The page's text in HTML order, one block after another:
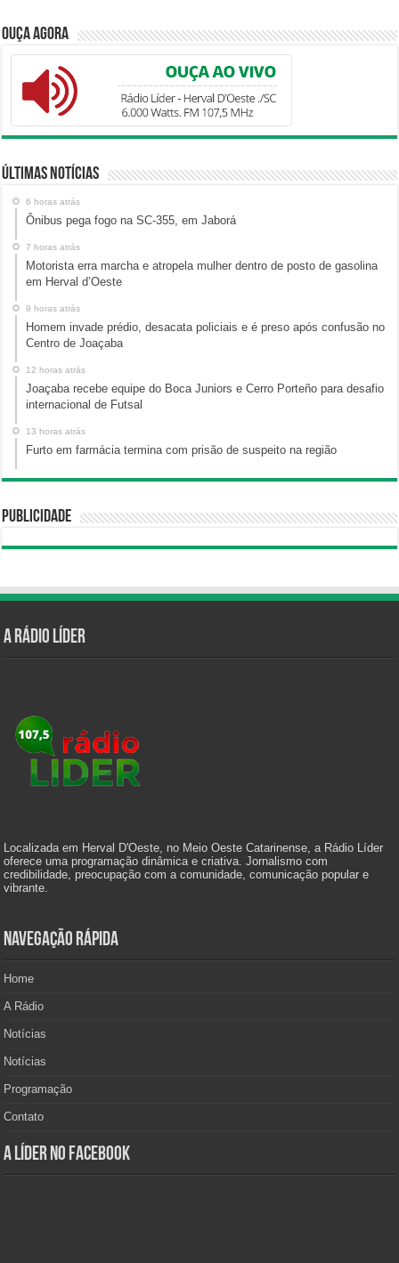
Ouça Agora
Últimas Notícias
6 horas atrás
Ônibus pega fogo na SC-355, em Jaborá
7 horas atrás
Motorista erra marcha e atropela mulher dentro de posto de gasolina
em Herval d’Oeste
9 horas atrás
Homem invade prédio, desacata policiais e é preso após confusão no
Centro de Joaçaba
12 horas atrás
Joaçaba recebe equipe do Boca Juniors e Cerro Porteño para desafio
internacional de Futsal
13 horas atrás
Furto em farmácia termina com prisão de suspeito na região
Publicidade
A Rádio Líder
Localizada em Herval D'Oeste, no Meio Oeste Catarinense, a Rádio Líder
oferece uma programação dinâmica e criativa. Jornalismo com
credibilidade, preocupação com a comunidade, comunicação popular e
vibrante.
Navegação Rápida
Home
A Rádio
Notícias
Notícias
Programação
Contato
A Líder no Facebook